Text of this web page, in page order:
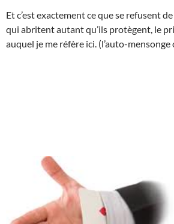
Et c’est exactement ce que se refusent
qui abritent autant qu’ils protègent, le
auquel je me réfère ici. (l’auto-mensonge